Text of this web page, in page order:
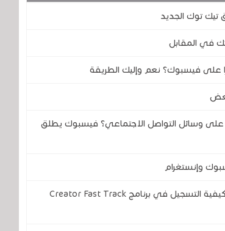
تيك توك الجديد
في المقابل
على فيسبوك؟ نعم وإليك الطريقة
وسائل التواصل الاجتماعي؟ فيسبوك يطلق
وإنستغرام
فيسبوك سيدفع لك ما يصل إلى 3000 دولار شهريًا .. كيفية التسجيل في برنامج Creator Fast Track